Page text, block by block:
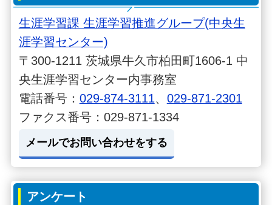
生涯学習課 生涯学習推進グループ(中央生
涯学習センター)
〒300-1211 茨城県牛久市柏田町1606-1 中
央生涯学習センター内事務室
電話番号： 029-874-3111、 029-871-2301
ファクス番号：029-871-1334
メールでお問い合わせをする
アンケート